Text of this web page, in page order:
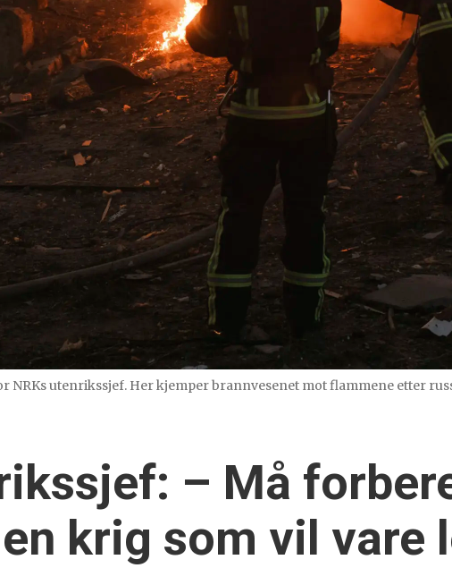
NRKs utenrikssjef. Her kjemper brannvesenet mot flammene etter
– Må
krig som vil vare